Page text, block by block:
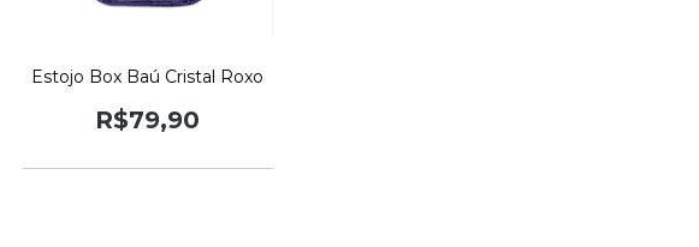
Estojo Box Baú Cristal Roxo
R$79,90